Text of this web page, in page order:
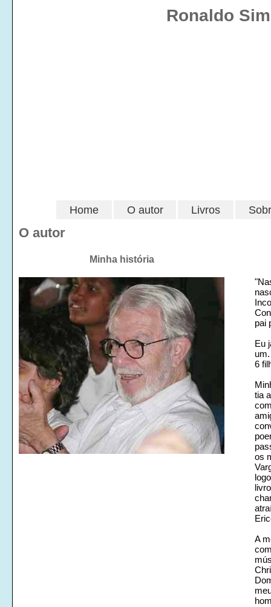
Ronaldo
Home O autor Livros
O autor
Minha história
pai
Eu
6
tia
os
A